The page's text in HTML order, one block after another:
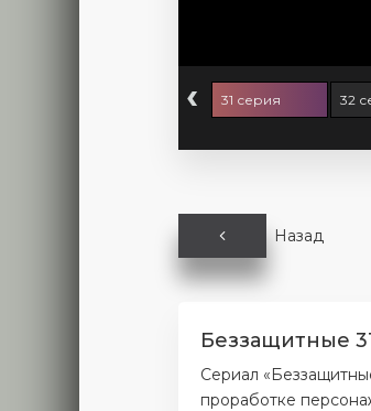
‹ 31 серия 32
Назад
Беззащитные
Сериал
проработке